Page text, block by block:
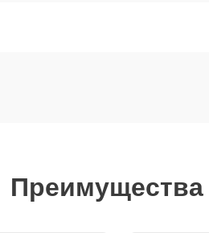
Преимущества